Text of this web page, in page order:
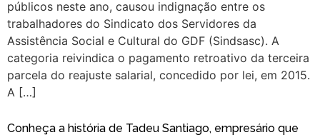
públicos neste ano, causou indignação entre os
trabalhadores do Sindicato dos Servidores da
Assistência Social e Cultural do GDF (Sindsasc). A
categoria reivindica o pagamento retroativo da terceira
parcela do reajuste salarial, concedido por lei, em 2015.
A […]
Conheça a história de Tadeu Santiago, empresário que